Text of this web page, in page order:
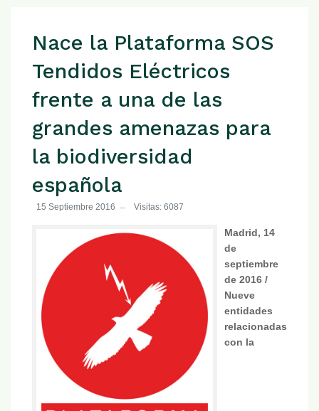
Nace la Plataforma SOS
Tendidos Eléctricos
frente a una de las
grandes amenazas para
la biodiversidad
española
15 Septiembre 2016 Visitas: 6087
Madrid, 14
de
septiembre
de 2016 /
Nueve
entidades
relacionadas
con la